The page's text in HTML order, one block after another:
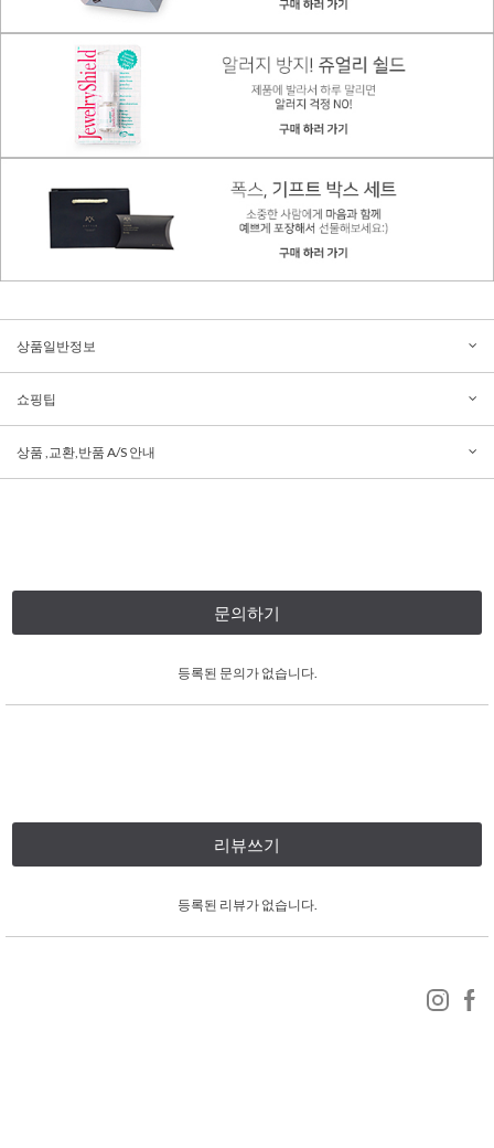
상품일반정보
쇼핑팁
상품 ,교환,반품 A/S 안내
문의하기
등록된 문의가 없습니다.
리뷰쓰기
등록된 리뷰가 없습니다.